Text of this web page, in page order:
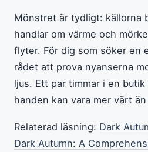
Mönstret är tydligt: källorna
handlar om värme och
flyter. För dig som söker en
rådet att prova nyanserna
ljus. Ett par timmar i en
handen kan vara mer värt
Relaterad läsning: Dark
Dark Autumn: A